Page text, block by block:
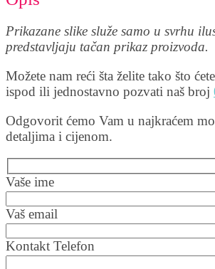
Prikazane slike služe samo u svrhu
predstavljaju tačan prikaz proizvoda.
Možete nam reći šta želite tako što
ispod ili jednostavno pozvati naš broj
Odgovorit ćemo Vam u najkraćem
detaljima i cijenom.
Vaše ime
Vaš email
Kontakt Telefon